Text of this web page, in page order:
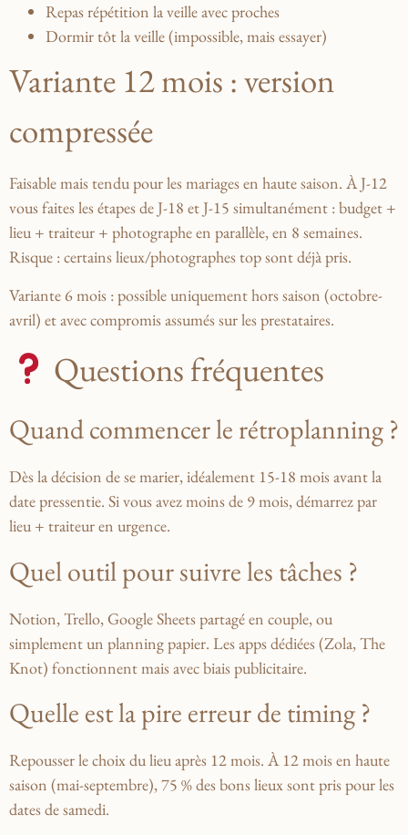
Repas répétition la veille avec proches
Dormir tôt la veille (impossible, mais essayer)
Variante 12 mois : version
compressée
Faisable mais tendu pour les mariages en haute saison. À J-12
vous faites les étapes de J-18 et J-15 simultanément : budget +
lieu + traiteur + photographe en parallèle, en 8 semaines.
Risque : certains lieux/photographes top sont déjà pris.
Variante 6 mois : possible uniquement hors saison (octobre-
avril) et avec compromis assumés sur les prestataires.
Questions fréquentes
Quand commencer le rétroplanning ?
Dès la décision de se marier, idéalement 15-18 mois avant la
date pressentie. Si vous avez moins de 9 mois, démarrez par
lieu + traiteur en urgence.
Quel outil pour suivre les tâches ?
Notion, Trello, Google Sheets partagé en couple, ou
simplement un planning papier. Les apps dédiées (Zola, The
Knot) fonctionnent mais avec biais publicitaire.
Quelle est la pire erreur de timing ?
Repousser le choix du lieu après 12 mois. À 12 mois en haute
saison (mai-septembre), 75 % des bons lieux sont pris pour les
dates de samedi.